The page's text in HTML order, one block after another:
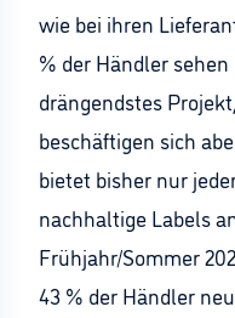
wie bei ihren
% der Händler
drängendstes
beschäftigen sich
bietet bisher nur
nachhaltige Labels
Frühjahr/Sommer
43 % der Händler